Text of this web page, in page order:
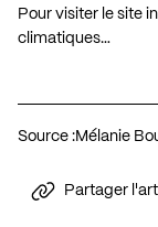
Pour visiter le site
climatiques…
Source :Mélanie
Partager